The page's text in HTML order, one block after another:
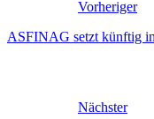
Vorheriger
ASFINAG setzt künftig
Nächster